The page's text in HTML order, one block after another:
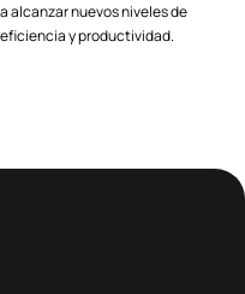
a alcanzar nuevos niveles de
eficiencia y productividad.